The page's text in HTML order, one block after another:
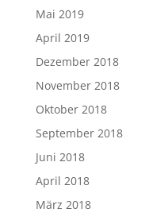
Mai 2019
April 2019
Dezember 2018
November 2018
Oktober 2018
September 2018
Juni 2018
April 2018
März 2018